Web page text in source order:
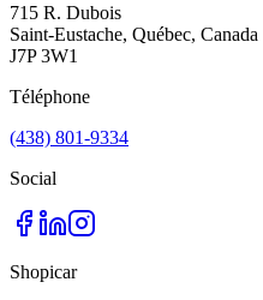
715 R. Dubois
Saint-Eustache, Québec, Canada
J7P 3W1
Téléphone
(438) 801-9334
Social
Shopicar